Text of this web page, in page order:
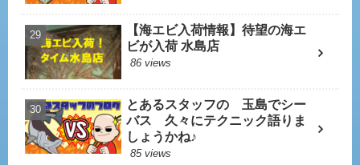
【海エビ入荷情報】待望の海エ
ビが入荷 水島店
86 views
とあるスタッフの 玉島でシー
バス 久々にテクニック語りま
しょうかね♪
85 views